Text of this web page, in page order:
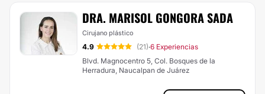
DRA. MARISOL GONGORA SADA
Cirujano plástico
4.9 (21)·6 Experiencias
Blvd. Magnocentro 5, Col. Bosques de la
Herradura, Naucalpan de Juárez